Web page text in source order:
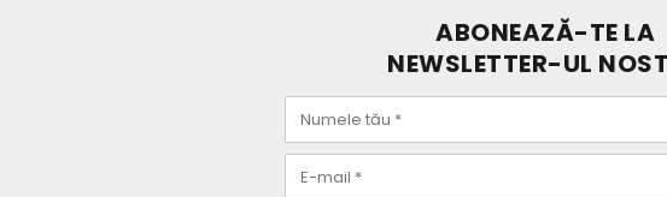
Cicluri on/off
Dimensiune
ABONEAZĂ-TE LA
NEWSLETTER-UL